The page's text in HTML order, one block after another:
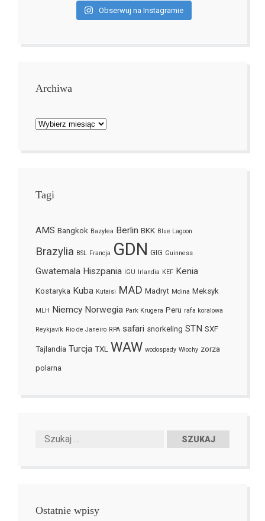
Obserwuj na Instagramie
Archiwa
Archiwa
Tagi
AMS Bangkok Bazylea Berlin BKK Blue Lagoon
Brazylia BSL Francja GDN GIG Guinness
Gwatemala Hiszpania IGU Irlandia KEF Kenia
Kostaryka Kuba Kutaisi MAD Madryt Mdina Meksyk
MLH Niemcy Norwegia Park Krugera Peru rafa koralowa
Reykjavík Rio de Janeiro RPA safari snorkeling STN SXF
Tajlandia Turcja TXL WAW wodospady Włochy zorza
polarna
Ostatnie wpisy